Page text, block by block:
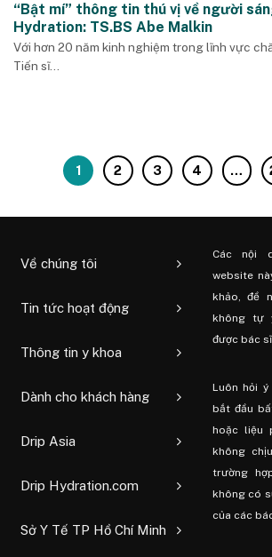
“Bật mí” thông tin thú vị về người
Hydration: TS.BS Abe Malkin
Với hơn 20 năm kinh nghiệm trong lĩnh vực
Tiến sĩ...
1 2 3 4 …
Về chúng tôi
Tin tức hoạt động
Thông tin y khoa
Dành cho khách hàng
Drip Asia
Drip Hydration.com
Sở Y Tế TP Hồ Chí Minh
Các nội
website
khảo, đề
không tự
được bác
Luôn hỏi
bắt đầu
hoặc liệu
không
trường
không có
của các